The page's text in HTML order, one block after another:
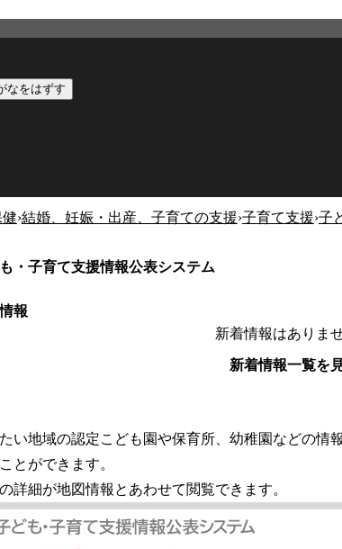
なをはずす
›結婚、妊娠・出産、子育ての支援›子育て支援›子
・子育て支援情報公表システム
報
新着情報はありませ
新着情報一覧を
い地域の認定こども園や保育所、幼稚園などの情
とができます。
詳細が地図情報とあわせて閲覧できます。